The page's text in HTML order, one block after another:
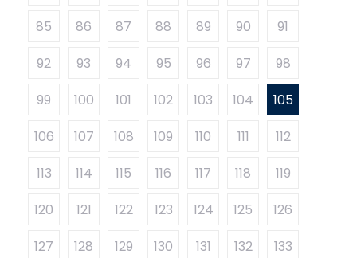
85
86 87 88 89 90
91
92
93 94 95 96 97
98
99
100 101 102 103 104
105
106
107 108 109 110 111
112
113
114 115 116 117 118
119
120
121 122 123 124 125
126
127
128 129 130 131 132
133